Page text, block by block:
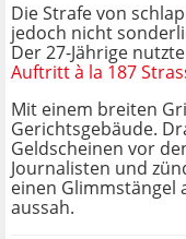
Die Strafe von
jedoch nicht
Der 27-Jährige
Auftritt à la 187
Mit einem breiten
Gerichtsgebäude.
Geldscheinen vor
Journalisten und
einen Glimmstängel
aussah.